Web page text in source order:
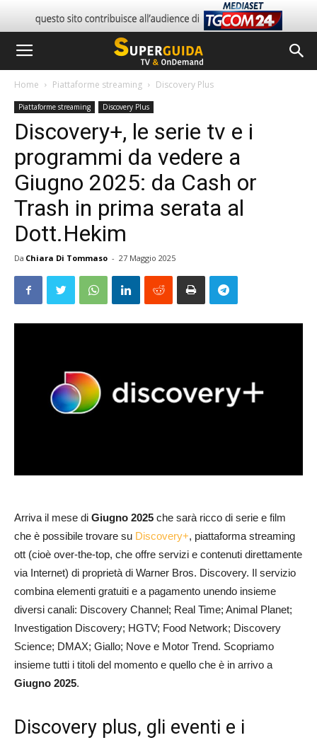
Home Piattaforme streaming Discovery Plus
Piattaforme streaming Discovery Plus
Discovery+, le serie tv e i
programmi da vedere a
Giugno 2025: da Cash or
Trash in prima serata al
Dott.Hekim
Da Chiara Di Tommaso - 27 Maggio 2025
Arriva il mese di Giugno 2025 che sarà ricco di serie e film
che è possibile trovare su Discovery+, piattaforma streaming
ott (cioè over-the-top, che offre servizi e contenuti direttamente
via Internet) di proprietà di Warner Bros. Discovery. Il servizio
combina elementi gratuiti e a pagamento unendo insieme
diversi canali: Discovery Channel; Real Time; Animal Planet;
Investigation Discovery; HGTV; Food Network; Discovery
Science; DMAX; Giallo; Nove e Motor Trend. Scopriamo
insieme tutti i titoli del momento e quello che è in arrivo a
Giugno 2025.
Discovery plus, gli eventi e i